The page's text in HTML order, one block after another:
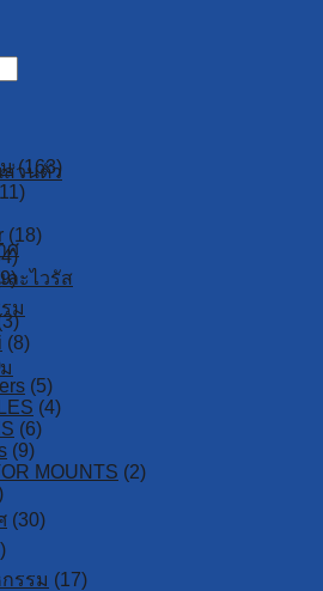
ส่วนตัว
ศ
ละไวรัส
ม
(163)
(18)
(8)
(5)
(4)
(6)
(9)
MOUNTS (2)
(30)
รรม (17)